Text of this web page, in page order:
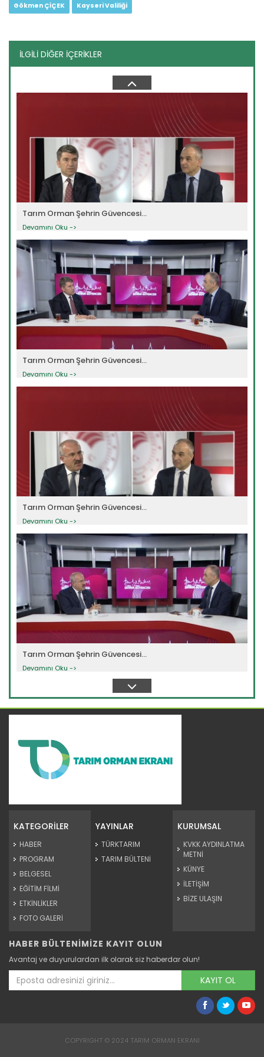
Gökmen ÇİÇEK Kayseri Valiliği
İLGİLİ DİĞER İÇERİKLER
Tarım Orman Şehrin Güvencesi...
Tarım Orman Şehrin Güvencesi...
Devamını Oku ->
Tarım Orman Şehrin Güvencesi...
Devamını Oku ->
Tarım Orman Şehrin Güvencesi...
Devamını Oku ->
Tarım Orman Şehrin Güvencesi...
Devamını Oku ->
Tarım Orman Şehrin Güvencesi...
Devamını Oku ->
KATEGORİLER
HABER
PROGRAM
BELGESEL
EĞİTİM FİLMİ
ETKİNLİKLER
FOTO GALERİ
YAYINLAR
TÜRKTARIM
TARIM BÜLTENİ
KURUMSAL
KVKK AYDINLATMA
METNİ
KÜNYE
İLETİŞİM
BİZE ULAŞIN
HABER BÜLTENİMİZE KAYIT OLUN
Avantaj ve duyurulardan ilk olarak siz haberdar olun!
KAYIT OL
COPYRIGHT © 2024 TARIM ORMAN EKRANI